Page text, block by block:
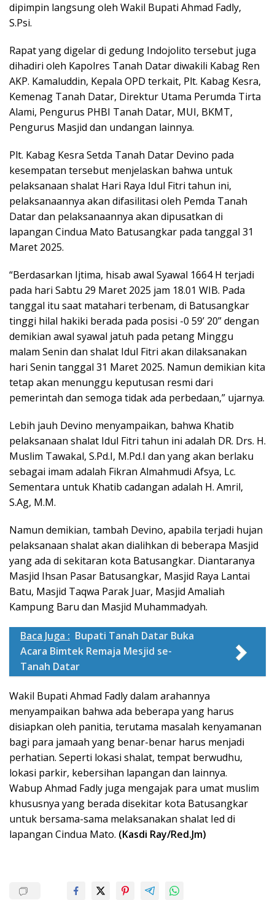
dipimpin langsung oleh Wakil Bupati Ahmad Fadly,
S.Psi.
Rapat yang digelar di gedung Indojolito tersebut juga
dihadiri oleh Kapolres Tanah Datar diwakili Kabag Ren
AKP. Kamaluddin, Kepala OPD terkait, Plt. Kabag Kesra,
Kemenag Tanah Datar, Direktur Utama Perumda Tirta
Alami, Pengurus PHBI Tanah Datar, MUI, BKMT,
Pengurus Masjid dan undangan lainnya.
Plt. Kabag Kesra Setda Tanah Datar Devino pada
kesempatan tersebut menjelaskan bahwa untuk
pelaksanaan shalat Hari Raya Idul Fitri tahun ini,
pelaksanaannya akan difasilitasi oleh Pemda Tanah
Datar dan pelaksanaannya akan dipusatkan di
lapangan Cindua Mato Batusangkar pada tanggal 31
Maret 2025.
“Berdasarkan Ijtima, hisab awal Syawal 1664 H terjadi
pada hari Sabtu 29 Maret 2025 jam 18.01 WIB. Pada
tanggal itu saat matahari terbenam, di Batusangkar
tinggi hilal hakiki berada pada posisi -0 59’ 20” dengan
demikian awal syawal jatuh pada petang Minggu
malam Senin dan shalat Idul Fitri akan dilaksanakan
hari Senin tanggal 31 Maret 2025. Namun demikian kita
tetap akan menunggu keputusan resmi dari
pemerintah dan semoga tidak ada perbedaan,” ujarnya.
Lebih jauh Devino menyampaikan, bahwa Khatib
pelaksanaan shalat Idul Fitri tahun ini adalah DR. Drs. H.
Muslim Tawakal, S.Pd.I, M.Pd.I dan yang akan berlaku
sebagai imam adalah Fikran Almahmudi Afsya, Lc.
Sementara untuk Khatib cadangan adalah H. Amril,
S.Ag, M.M.
Namun demikian, tambah Devino, apabila terjadi hujan
pelaksanaan shalat akan dialihkan di beberapa Masjid
yang ada di sekitaran kota Batusangkar. Diantaranya
Masjid Ihsan Pasar Batusangkar, Masjid Raya Lantai
Batu, Masjid Taqwa Parak Juar, Masjid Amaliah
Kampung Baru dan Masjid Muhammadyah.
Baca Juga : Bupati Tanah Datar Buka
Acara Bimtek Remaja Mesjid se-
Tanah Datar
Wakil Bupati Ahmad Fadly dalam arahannya
menyampaikan bahwa ada beberapa yang harus
disiapkan oleh panitia, terutama masalah kenyamanan
bagi para jamaah yang benar-benar harus menjadi
perhatian. Seperti lokasi shalat, tempat berwudhu,
lokasi parkir, kebersihan lapangan dan lainnya.
Wabup Ahmad Fadly juga mengajak para umat muslim
khususnya yang berada disekitar kota Batusangkar
untuk bersama-sama melaksanakan shalat Ied di
lapangan Cindua Mato. (Kasdi Ray/Red.Jm)